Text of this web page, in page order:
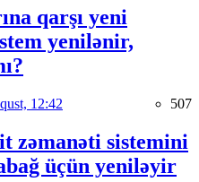
qarşı yeni
yenilənir,
12:42 507
zəmanəti sistemini
üçün yeniləyir